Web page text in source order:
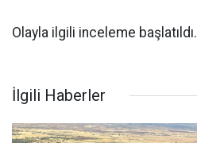
Olayla ilgili inceleme başlatıldı.
İlgili Haberler